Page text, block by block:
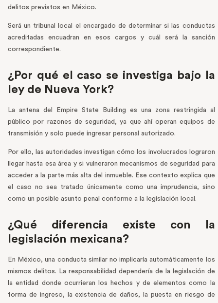
delitos previstos en México.
Será un tribunal local el encargado de determinar si las conductas
acreditadas encuadran en esos cargos y cuál será la sanción
correspondiente.
¿Por qué el caso se investiga bajo la
ley de Nueva York?
La antena del Empire State Building es una zona restringida al
público por razones de seguridad, ya que ahí operan equipos de
transmisión y solo puede ingresar personal autorizado.
Por ello, las autoridades investigan cómo los involucrados lograron
llegar hasta esa área y si vulneraron mecanismos de seguridad para
acceder a la parte más alta del inmueble. Ese contexto explica que
el caso no sea tratado únicamente como una imprudencia, sino
como un posible asunto penal conforme a la legislación local.
¿Qué diferencia existe con la
legislación mexicana?
En México, una conducta similar no implicaría automáticamente los
mismos delitos. La responsabilidad dependería de la legislación de
la entidad donde ocurrieran los hechos y de elementos como la
forma de ingreso, la existencia de daños, la puesta en riesgo de